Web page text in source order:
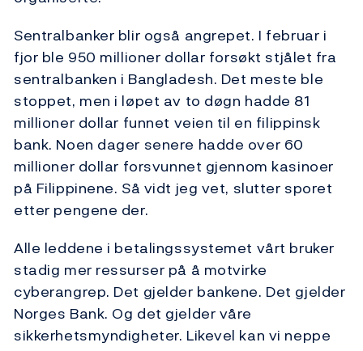
Sentralbanker blir også angrepet. I februar i
fjor ble 950 millioner dollar forsøkt stjålet fra
sentralbanken i Bangladesh. Det meste ble
stoppet, men i løpet av to døgn hadde 81
millioner dollar funnet veien til en filippinsk
bank. Noen dager senere hadde over 60
millioner dollar forsvunnet gjennom kasinoer
på Filippinene. Så vidt jeg vet, slutter sporet
etter pengene der.
Alle leddene i betalingssystemet vårt bruker
stadig mer ressurser på å motvirke
cyberangrep. Det gjelder bankene. Det gjelder
Norges Bank. Og det gjelder våre
sikkerhetsmyndigheter. Likevel kan vi neppe